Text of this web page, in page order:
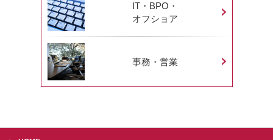
IT・BPO・
オフショア
事務・営業